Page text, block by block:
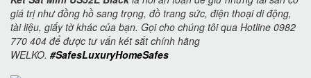
giá trị như đồng hồ sang trọng, đồ trang sức, điện thoại di động,
tài liệu, giấy tờ khác của bạn. Gọi cho chúng tôi qua Hotline 0982
770 404 để được tư vấn két sắt chính hãng
WELKO. #SafesLuxuryHomeSafes